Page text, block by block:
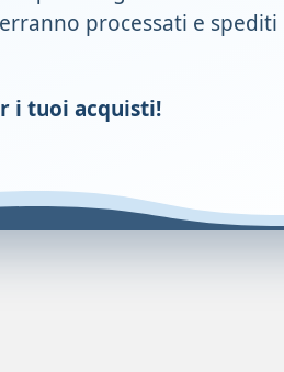
processati e spediti
i tuoi acquisti!